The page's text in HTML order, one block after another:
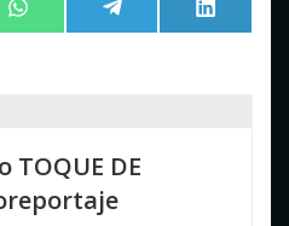
Compartir
en
WhatsApp Compartir
en
Telegram
en
LinkedIn
TOQUE DE